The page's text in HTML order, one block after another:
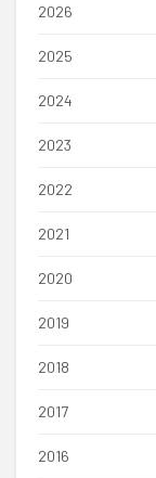
2026
2025
2024
2023
2022
2021
2020
2019
2018
2017
2016